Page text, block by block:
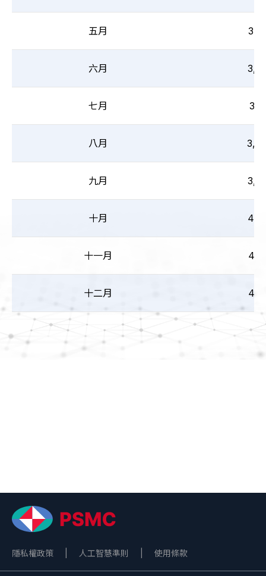
五月
六月
七月
八月
九月
十月
十一月
十二月
隱私權政策 人工智慧準則 使用條款